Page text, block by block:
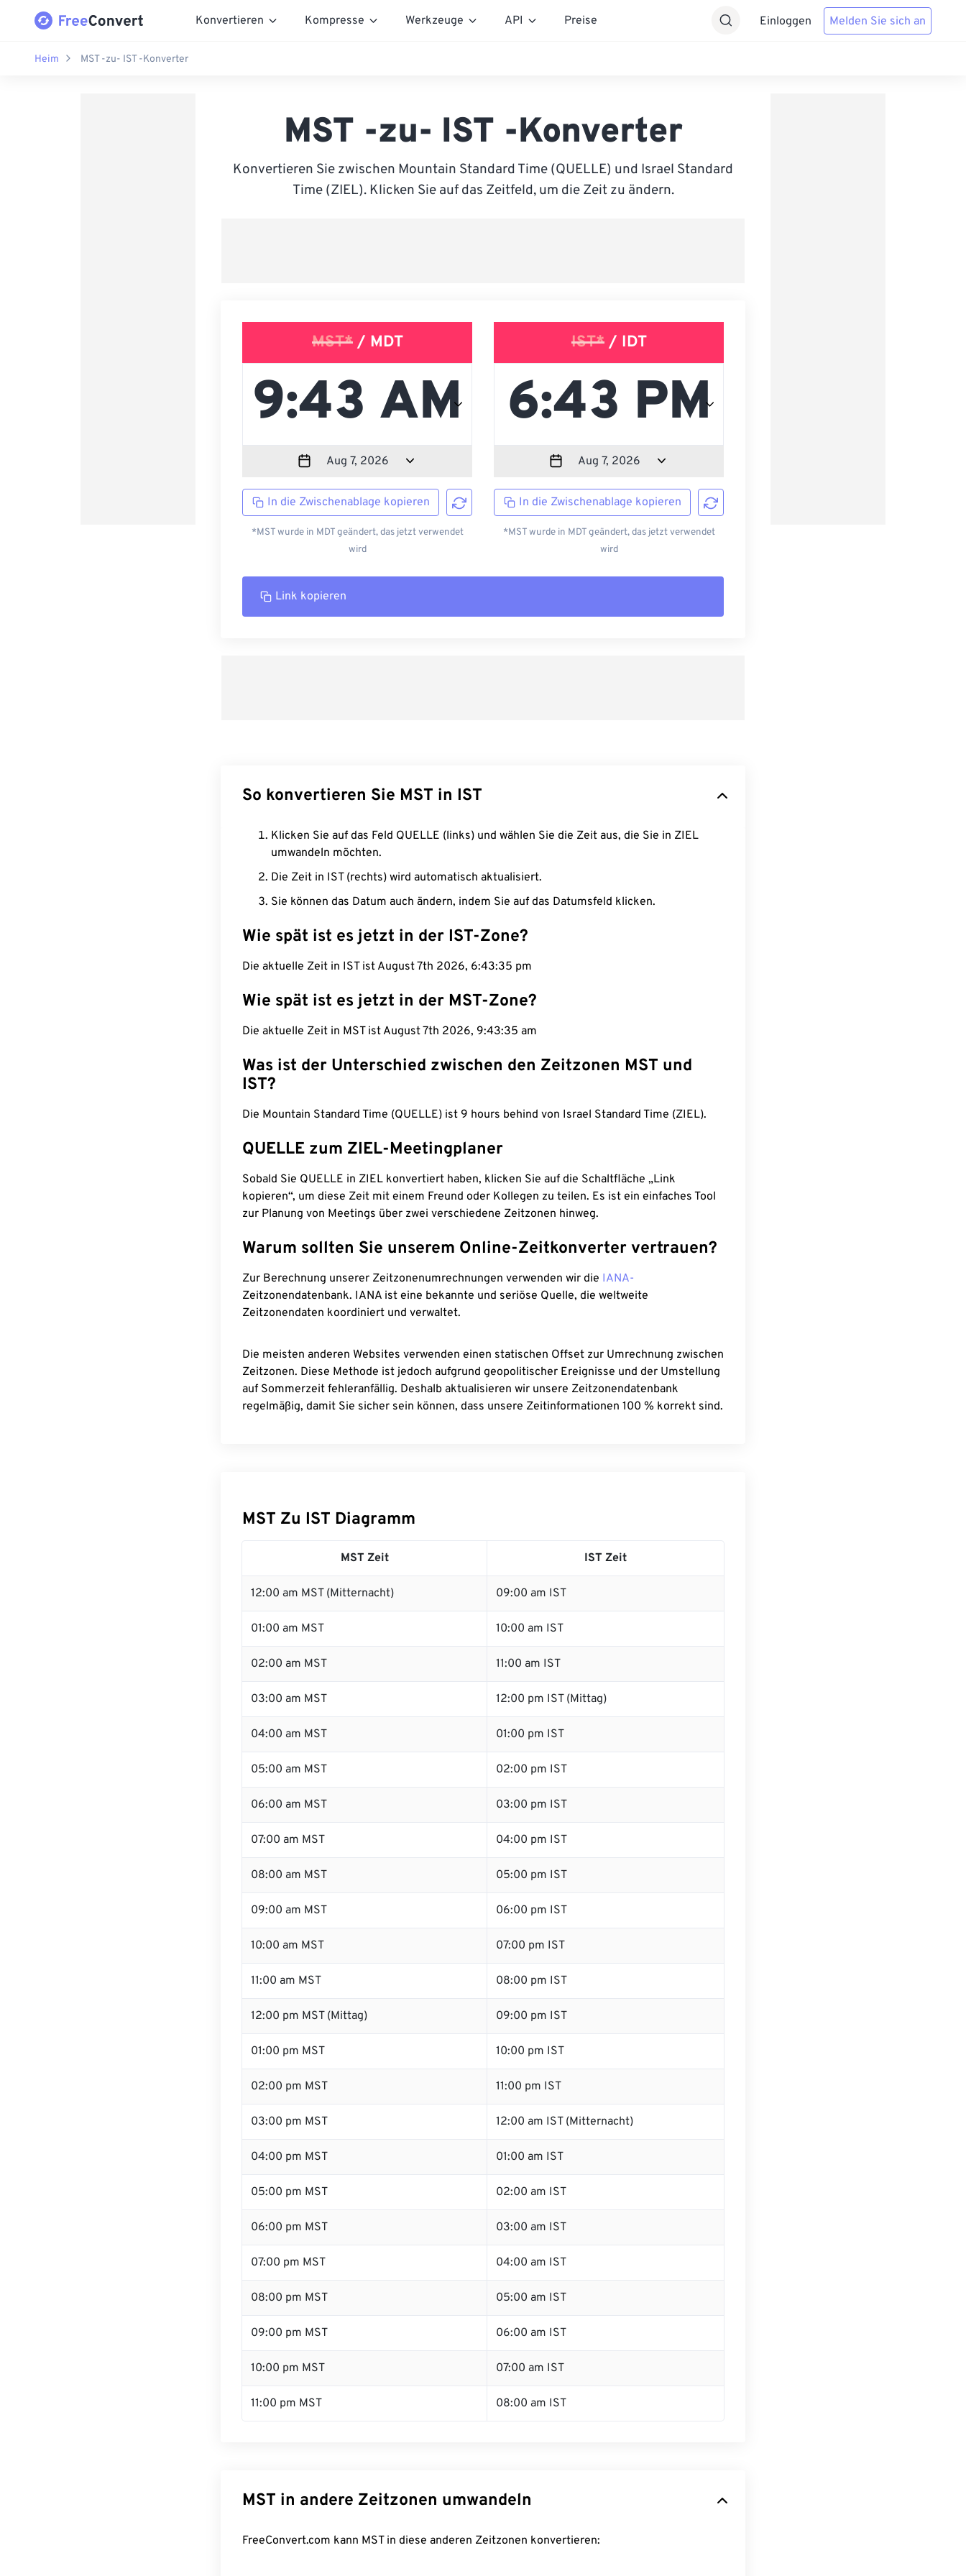
Konvertieren Kompresse Werkzeuge API Preise Einloggen Melden Sie sich an
Heim MST -zu- IST -Konverter
MST -zu- IST -Konverter
Konvertieren Sie zwischen Mountain Standard Time (QUELLE) und Israel Standard
Time (ZIEL). Klicken Sie auf das Zeitfeld, um die Zeit zu ändern.
MST*/ MDT
In die Zwischenablage kopieren
*MST wurde in MDT geändert, das jetzt verwendet
wird
IST*/ IDT
In die Zwischenablage kopieren
*MST wurde in MDT geändert, das jetzt verwendet
wird
Link kopieren
So konvertieren Sie MST in IST
Klicken Sie auf das Feld QUELLE (links) und wählen Sie die Zeit aus, die Sie in ZIEL
umwandeln möchten.
Die Zeit in IST (rechts) wird automatisch aktualisiert.
Sie können das Datum auch ändern, indem Sie auf das Datumsfeld klicken.
Wie spät ist es jetzt in der IST-Zone?
Die aktuelle Zeit in IST ist August 7th 2026, 6:43:36 pm
Wie spät ist es jetzt in der MST-Zone?
Die aktuelle Zeit in MST ist August 7th 2026, 9:43:36 am
Was ist der Unterschied zwischen den Zeitzonen MST und
IST?
Die Mountain Standard Time (QUELLE) ist 9 hours behind von Israel Standard Time (ZIEL).
QUELLE zum ZIEL-Meetingplaner
Sobald Sie QUELLE in ZIEL konvertiert haben, klicken Sie auf die Schaltfläche „Link
kopieren“, um diese Zeit mit einem Freund oder Kollegen zu teilen. Es ist ein einfaches Tool
zur Planung von Meetings über zwei verschiedene Zeitzonen hinweg.
Warum sollten Sie unserem Online-Zeitkonverter vertrauen?
Zur Berechnung unserer Zeitzonenumrechnungen verwenden wir die IANA-
Zeitzonendatenbank. IANA ist eine bekannte und seriöse Quelle, die weltweite
Zeitzonendaten koordiniert und verwaltet.
Die meisten anderen Websites verwenden einen statischen Offset zur Umrechnung zwischen
Zeitzonen. Diese Methode ist jedoch aufgrund geopolitischer Ereignisse und der Umstellung
auf Sommerzeit fehleranfällig. Deshalb aktualisieren wir unsere Zeitzonendatenbank
regelmäßig, damit Sie sicher sein können, dass unsere Zeitinformationen 100 % korrekt sind.
MST Zu IST Diagramm
MST Zeit IST Zeit
12:00 am MST (Mitternacht) 09:00 am IST
01:00 am MST 10:00 am IST
02:00 am MST 11:00 am IST
03:00 am MST 12:00 pm IST (Mittag)
04:00 am MST 01:00 pm IST
05:00 am MST 02:00 pm IST
06:00 am MST 03:00 pm IST
07:00 am MST 04:00 pm IST
08:00 am MST 05:00 pm IST
09:00 am MST 06:00 pm IST
10:00 am MST 07:00 pm IST
11:00 am MST 08:00 pm IST
12:00 pm MST (Mittag) 09:00 pm IST
01:00 pm MST 10:00 pm IST
02:00 pm MST 11:00 pm IST
03:00 pm MST 12:00 am IST (Mitternacht)
04:00 pm MST 01:00 am IST
05:00 pm MST 02:00 am IST
06:00 pm MST 03:00 am IST
07:00 pm MST 04:00 am IST
08:00 pm MST 05:00 am IST
09:00 pm MST 06:00 am IST
10:00 pm MST 07:00 am IST
11:00 pm MST 08:00 am IST
MST in andere Zeitzonen umwandeln
FreeConvert.com kann MST in diese anderen Zeitzonen konvertieren: